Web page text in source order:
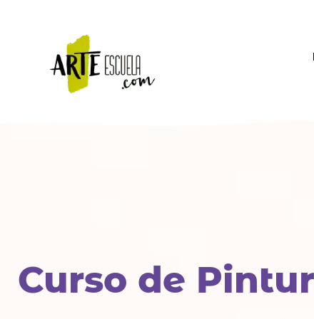
Curso de